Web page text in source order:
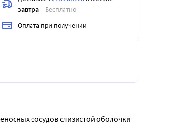
завтра– Бесплатно
Оплата при получении
сосудов слизистой оболочки